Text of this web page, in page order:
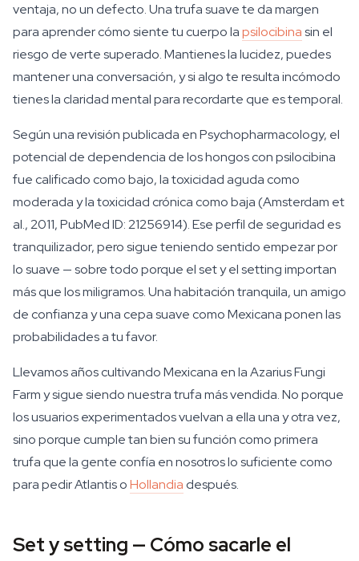
ventaja, no un defecto. Una trufa suave te da margen
para aprender cómo siente tu cuerpo lapsilocibinasin el
riesgo de verte superado. Mantienes la lucidez, puedes
mantener una conversación, y si algo te resulta incómodo
tienes la claridad mental para recordarte que es temporal.
Según una revisión publicada en Psychopharmacology, el
potencial de dependencia de los hongos con psilocibina
fue calificado como bajo, la toxicidad aguda como
moderada y la toxicidad crónica como baja (Amsterdam et
al., 2011, PubMed ID: 21256914). Ese perfil de seguridad es
tranquilizador, pero sigue teniendo sentido empezar por
lo suave — sobre todo porque el set y el setting importan
más que los miligramos. Una habitación tranquila, un amigo
de confianza y una cepa suave como Mexicana ponen las
probabilidades a tu favor.
Llevamos años cultivando Mexicana en la Azarius Fungi
Farm y sigue siendo nuestra trufa más vendida. No porque
los usuarios experimentados vuelvan a ella una y otra vez,
sino porque cumple tan bien su función como primera
trufa que la gente confía en nosotros lo suficiente como
para pedir Atlantis oHollandia después.
Set y setting — Cómo sacarle el